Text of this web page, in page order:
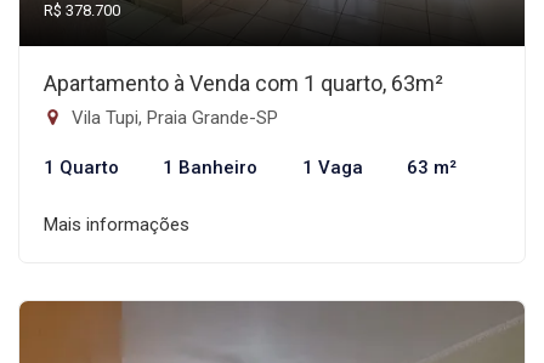
R$ 378.700
Apartamento à Venda com 1 quarto, 63m²
Vila Tupi, Praia Grande-SP
1 Quarto 1 Banheiro 1 Vaga 63 m²
Mais informações